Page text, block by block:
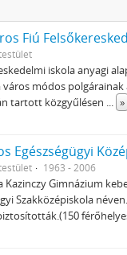
Fiú
iskola anyagi
módos
tartott közgyűlésen ... »
Egészségügyi
1963 - 2006
Kazinczy Gimnázium
Szakközépiskola